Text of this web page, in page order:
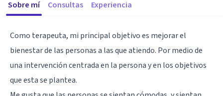
Sobre mí Consultas Experiencia
Como terapeuta, mi principal objetivo es mejorar el
bienestar de las personas a las que atiendo. Por medio de
una intervención centrada en la persona y en los objetivos
que esta se plantea.